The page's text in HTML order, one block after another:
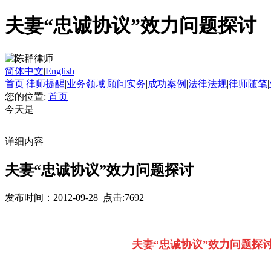
夫妻“忠诚协议”效力问题探讨
简体中文|English
首页|律师提醒|业务领域|顾问实务|成功案例 |法律法规|律师随笔|
您的位置: 首页
今天是
详细内容
夫妻“忠诚协议”效力问题探讨
发布时间：2012-09-28 点击:7692
夫妻“忠诚协议”效力问题探